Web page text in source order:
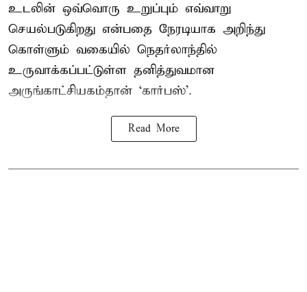
உடலின் ஒவ்வொரு உறுப்பும் எவ்வாறு
செயல்படுகிறது என்பதை நேரடியாக அறிந்து
கொள்ளும் வகையில் நெதர்லாந்தில்
உருவாக்கப்பட்டுள்ள தனித்துவமான
அருங்காட்சியகம்தான் ‘கார்பஸ்’.
Read More